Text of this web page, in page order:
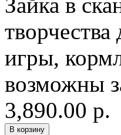
игры,
возможны
3,890.00 р.